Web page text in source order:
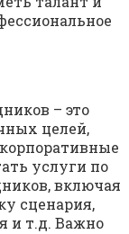
– это
целей,
услуги по
включая
сценария,
и т.д. Важно